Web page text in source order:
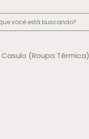
(Roupa Térmica)